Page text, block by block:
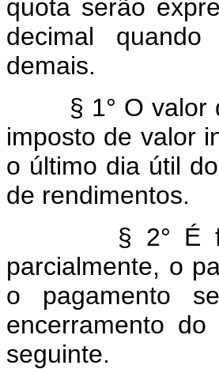
quota serão
decimal quando
demais.
§ 1° O valor
imposto de valor
o último dia útil
de rendimentos.
§ 2° É
parcialmente, o
o pagamento
encerramento
seguinte.